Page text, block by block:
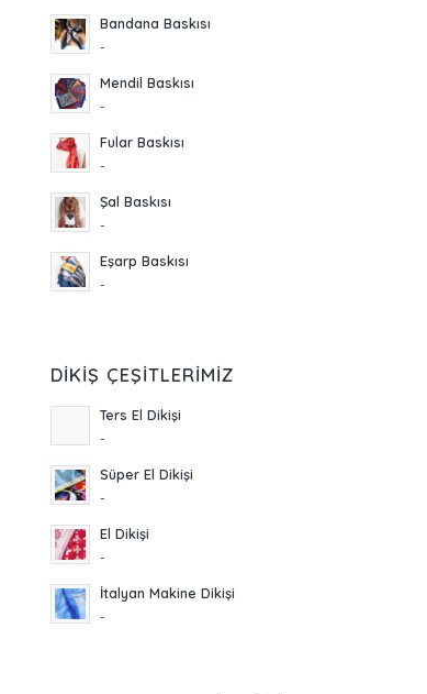
Bandana Baskısı
-
Mendil Baskısı
-
Fular Baskısı
-
Şal Baskısı
-
Eşarp Baskısı
-
DIKIŞ ÇEŞITLERIMIZ
Ters El Dikişi
-
Süper El Dikişi
-
El Dikişi
-
İtalyan Makine Dikişi
-